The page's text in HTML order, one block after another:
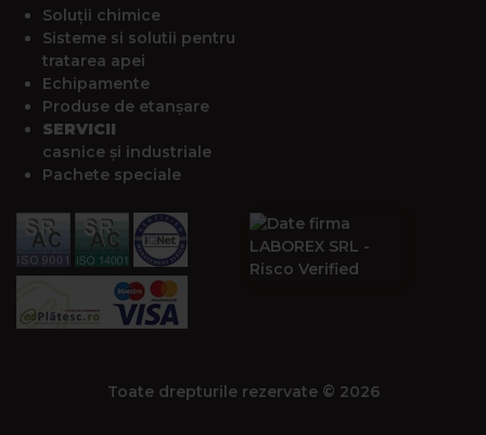
Soluții chimice
Sisteme si solutii pentru
tratarea apei
Echipamente
Produse de etanșare
SERVICII
casnice și industriale
Pachete speciale
Toate drepturile rezervate © 2026